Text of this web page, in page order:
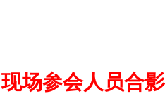
现场参会人员合